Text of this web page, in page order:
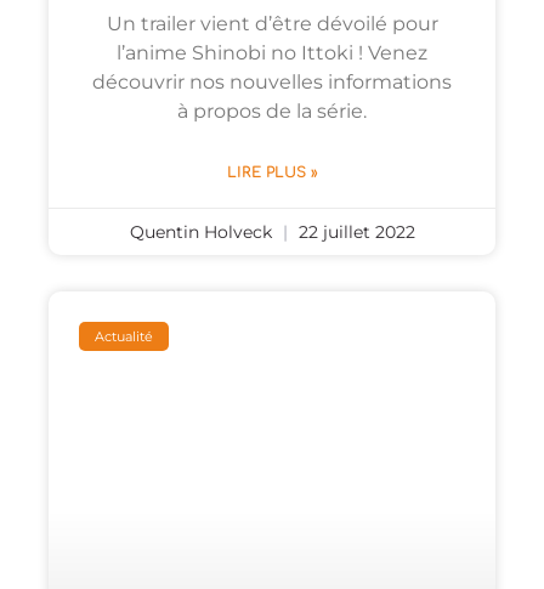
Un trailer vient d’être dévoilé pour
l’anime Shinobi no Ittoki ! Venez
découvrir nos nouvelles informations
à propos de la série.
LIRE PLUS »
Quentin Holveck 22 juillet 2022
Actualité